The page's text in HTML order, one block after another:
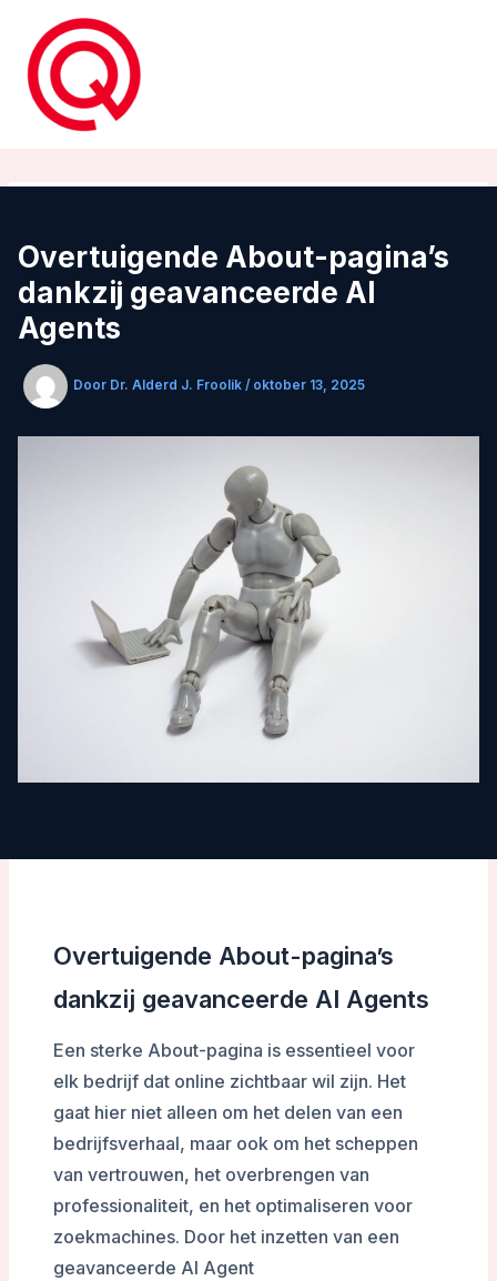
inhoud
Overtuigende About-pagina’s
dankzij geavanceerde AI
Agents
Door Dr. Alderd J. Froolik / oktober 13, 2025
Overtuigende About-pagina’s
dankzij geavanceerde AI Agents
Een sterke About-pagina is essentieel voor
elk bedrijf dat online zichtbaar wil zijn. Het
gaat hier niet alleen om het delen van een
bedrijfsverhaal, maar ook om het scheppen
van vertrouwen, het overbrengen van
professionaliteit, en het optimaliseren voor
zoekmachines. Door het inzetten van een
geavanceerde AI Agent